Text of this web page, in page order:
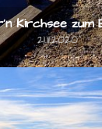
Kirchsee zum
21.11.2020